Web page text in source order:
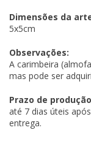
Dimensões da
5x5cm
Observações:
A carimbeira
mas pode ser
Prazo de
até 7 dias úteis
entrega.